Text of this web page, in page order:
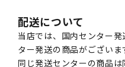
配送について
当店では、国内センター
ター発送の商品がございま
同じ発送センターの商品は